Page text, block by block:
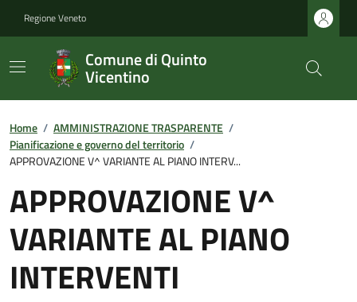
Regione Veneto
Comune di Quinto
Vicentino
Home / AMMINISTRAZIONE TRASPARENTE /
Pianificazione e governo del territorio /
APPROVAZIONE V^ VARIANTE AL PIANO INTERV...
APPROVAZIONE V^
VARIANTE AL PIANO
INTERVENTI